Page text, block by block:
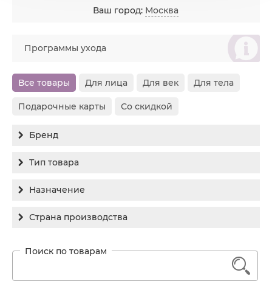
Ваш город: Москва
စ
Программы ухода
Все товары Для лица Для век Для тела
Подарочные карты Со скидкой
Бренд
Medic Control Peel
Тип товара
Бальзам
Концентрат
Крем тональный
Назначение
Гиперпигментация
Заживление
Страна производства
Россия
1